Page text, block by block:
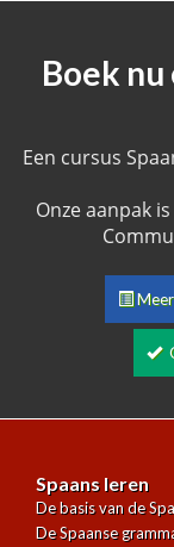
Boek nu
Een cursus
Onze aanpak
Spaans leren
De basis van de
De Spaanse